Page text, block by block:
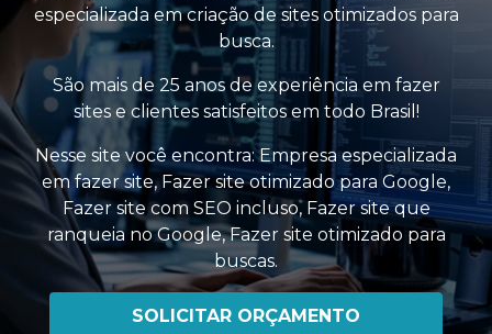
especializada em criação de sites otimizados para
busca.
São mais de 25 anos de experiência em fazer
sites e clientes satisfeitos em todo Brasil!
Nesse site você encontra:Empresa especializada
em fazer site,Fazer site otimizado para Google,
Fazer site com SEO incluso, Fazer site que
ranqueia no Google,Fazer site otimizado para
buscas.
SOLICITAR ORÇAMENTO